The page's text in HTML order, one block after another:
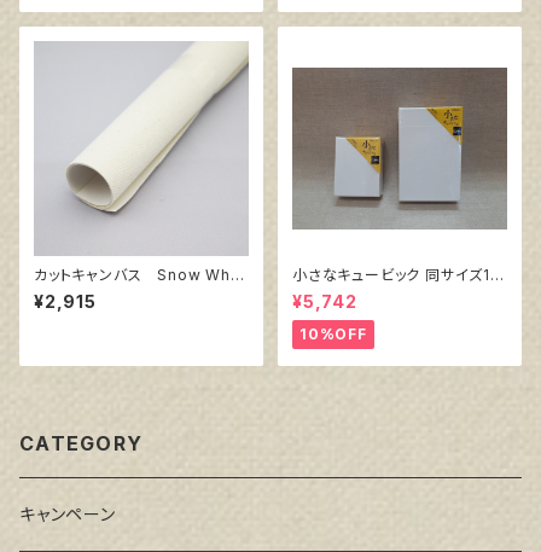
カットキャンバス Snow Whit
e SPC F30
¥2,915
小さなキュービック 同サイズ10
個組
¥5,742
10%OFF
CATEGORY
キャンペーン